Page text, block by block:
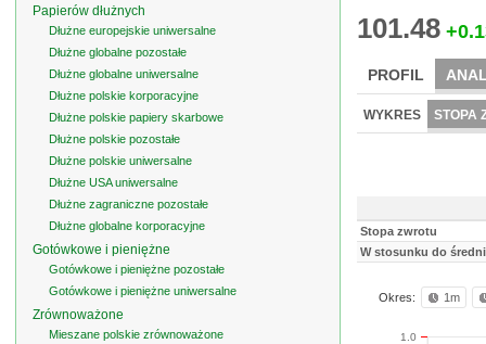
101.48
PROFIL
WYKRES STOPA
Stopa zwrotu
W stosunku do
Okres: 1m
1.0
Papierów dłużnych
Dłużne europejskie uniwersalne
Dłużne globalne pozostałe
Dłużne globalne uniwersalne
Dłużne polskie korporacyjne
Dłużne polskie papiery skarbowe
Dłużne polskie pozostałe
Dłużne polskie uniwersalne
Dłużne USA uniwersalne
Dłużne zagraniczne pozostałe
Dłużne globalne korporacyjne
Gotówkowe i pieniężne
Gotówkowe i pieniężne pozostałe
Gotówkowe i pieniężne uniwersalne
Zrównoważone
Mieszane polskie zrównoważone